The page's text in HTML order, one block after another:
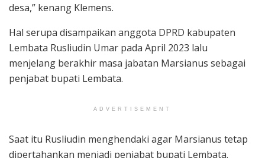
desa,” kenang Klemens.
Hal serupa disampaikan anggota DPRD kabupaten
Lembata Rusliudin Umar pada April 2023 lalu
menjelang berakhir masa jabatan Marsianus sebagai
penjabat bupati Lembata.
ADVERTISEMENT
Saat itu Rusliudin menghendaki agar Marsianus tetap
dipertahankan menjadi penjabat bupati Lembata.